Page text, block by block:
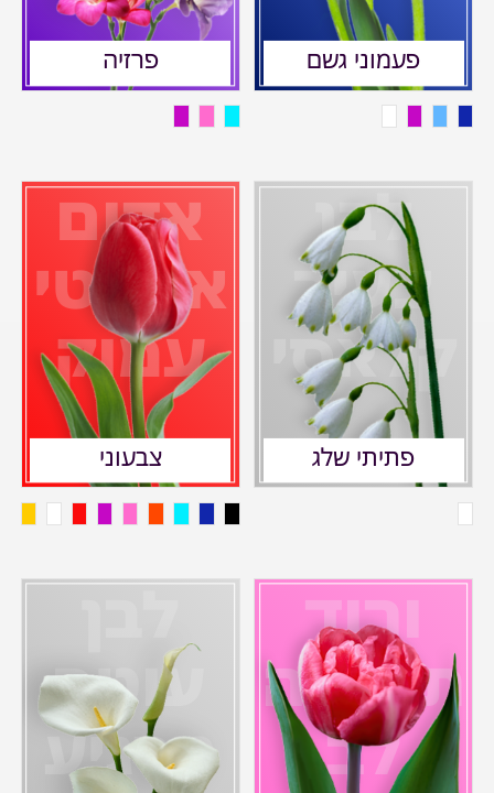
פעמוני גשם פרזיה
לבן
צעיר
קלאסי
פתיתי שלג
אדום
אקזוטי
עמוק
צבעוני
ורוד
תשוקה
לב
עוטף
מרגיע